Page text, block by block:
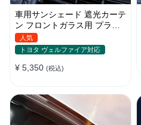
車用サンシェード 遮光カーテ
ン フロントガラス用 プライ
バシー保護 遮熱 日よけ 省エ
ネ
人気
トヨタ ヴェルファイア対応
¥ 5,350 (税込)